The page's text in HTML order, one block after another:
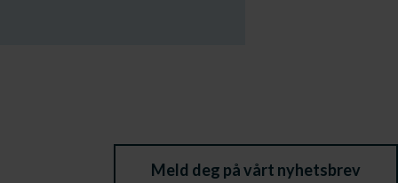
Meld deg på vårt nyhetsbrev